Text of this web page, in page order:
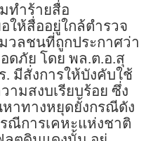
ทำร้ายสื่อ
ให้สื่ออยู่ใกล้ตำรวจ
วลชนที่ถูกประกาศว่า
ดภัย โดย พล.ต.อ.สุ
มีสั่งการให้บังคับใช้
มสงบเรียบร้อย ซึ่ง
หาทางหยุดยั้งกรณีดัง
ณีการเคหะแห่งชาติ